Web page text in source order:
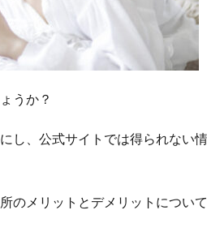
うか？
し、公式サイトでは得られない
のメリットとデメリットについ